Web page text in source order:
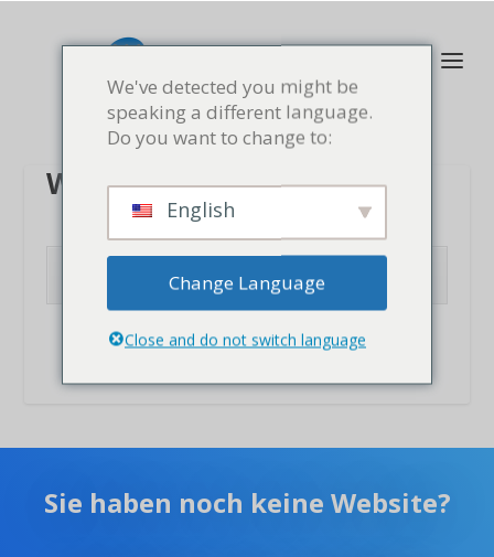
WÄHLE EINE VORLAGE
KLICK HIER UM MEHR ZU ERFAHREN
Sie haben noch keine Website?
We've detected you might be
speaking a different language.
Do you want to change to:
English
Change Language
Close and do not switch language